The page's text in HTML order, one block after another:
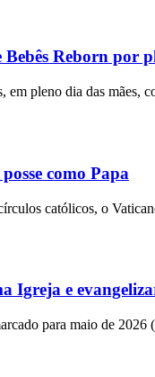
Bebês Reborn por
pleno dia das mães,
como Papa
católicos, o
Igreja e
para maio de